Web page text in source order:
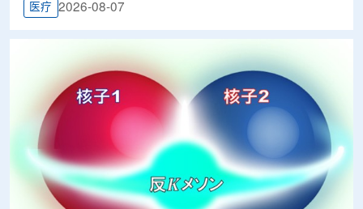
医疗 2026-08-07